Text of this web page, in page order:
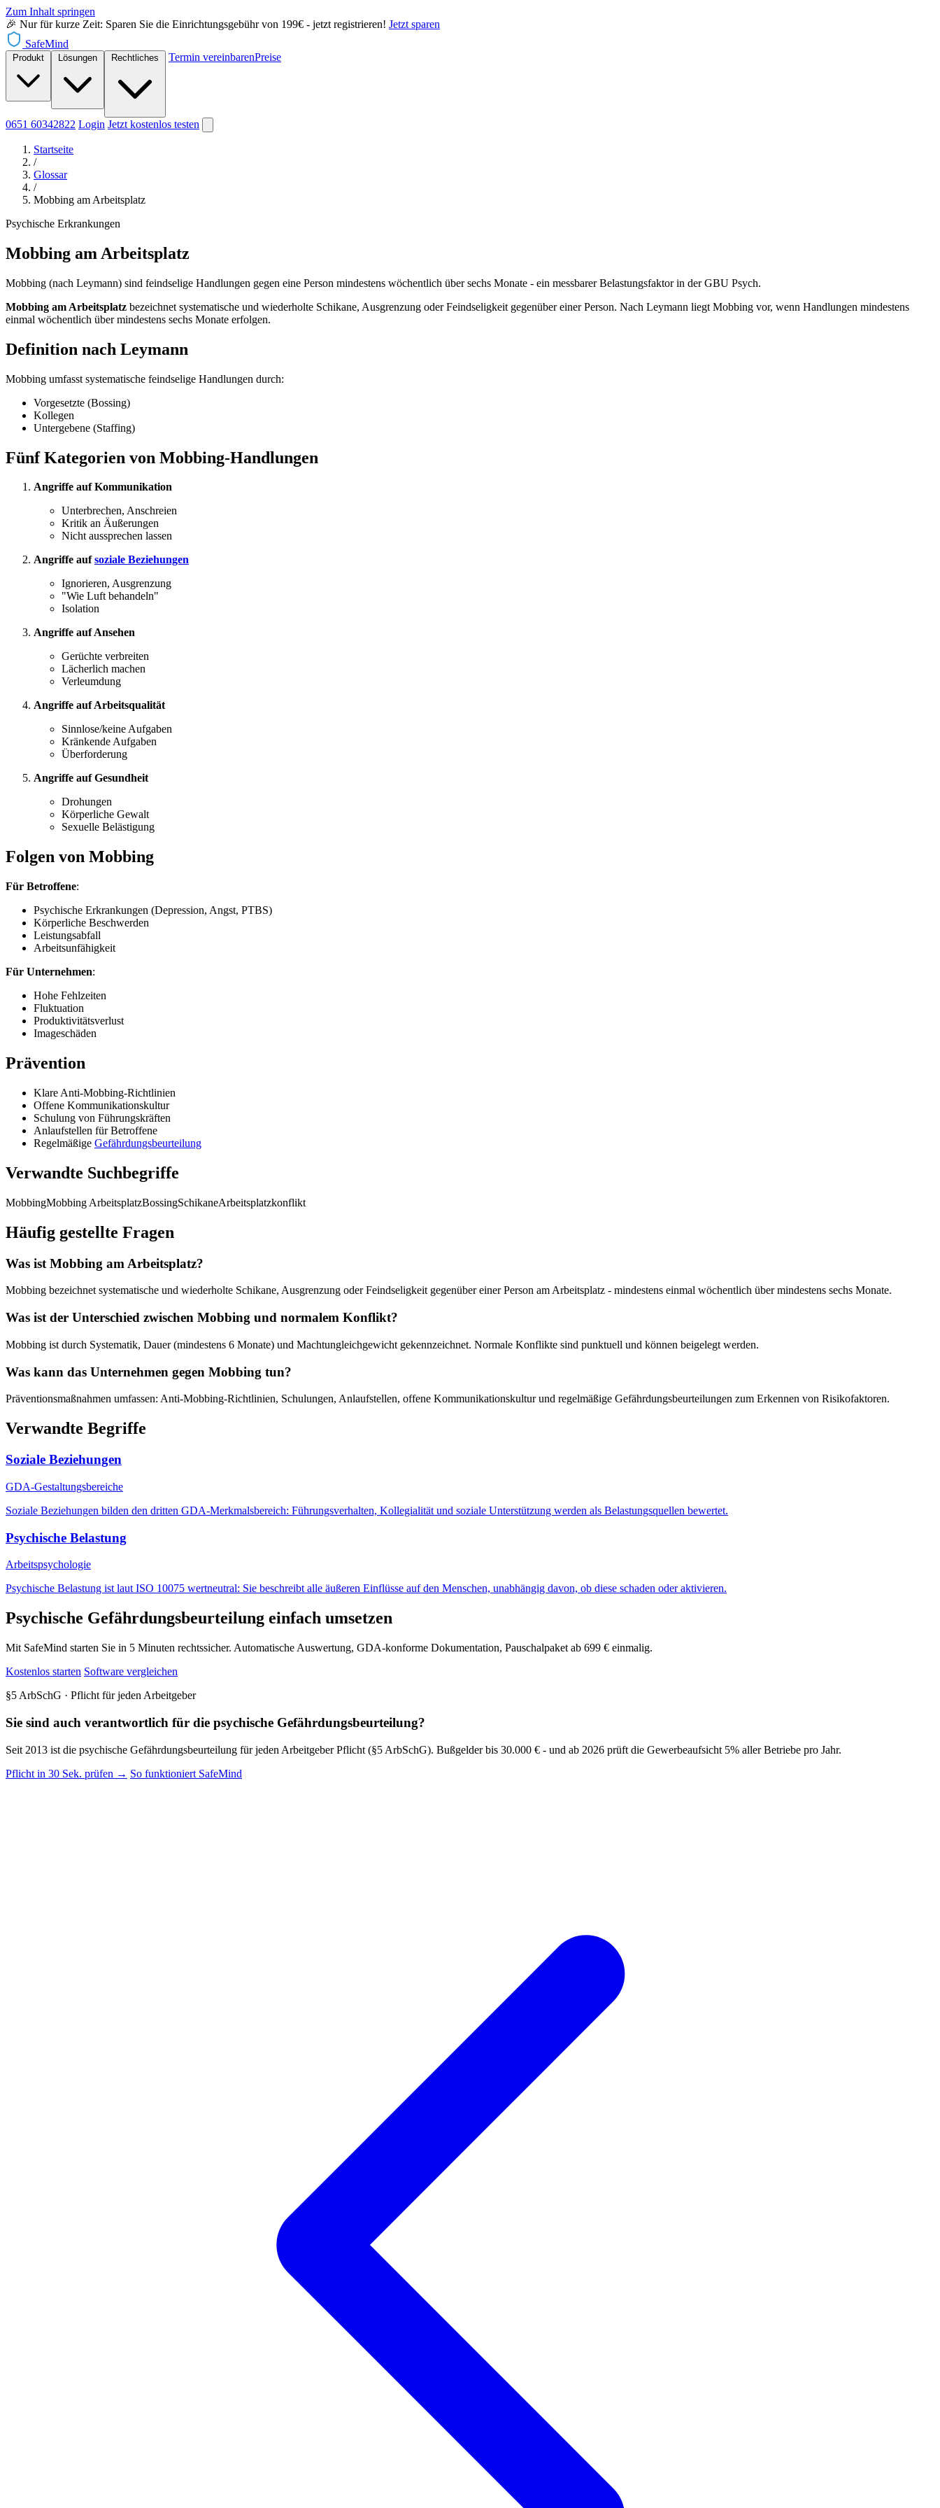
Zum Inhalt springen
🎉 Nur für kurze Zeit: Sparen Sie die Einrichtungsgebühr von 199€ - jetzt registrieren! Jetzt sparen
SafeMind
Termin vereinbarenPreise
0651 60342822 Login Jetzt kostenlos testen
Startseite
/
Glossar
/
Mobbing am Arbeitsplatz
Psychische Erkrankungen
Mobbing am Arbeitsplatz
Mobbing (nach Leymann) sind feindselige Handlungen gegen eine Person mindestens wöchentlich über sechs Monate - ein messbarer Belastungsfaktor in der GBU Psych.
Mobbing am Arbeitsplatz bezeichnet systematische und wiederholte Schikane, Ausgrenzung oder Feindseligkeit gegenüber einer Person. Nach Leymann liegt Mobbing vor, wenn Handlungen mindestens
einmal wöchentlich über mindestens sechs Monate erfolgen.
Definition nach Leymann
Mobbing umfasst systematische feindselige Handlungen durch:
Vorgesetzte (Bossing)
Kollegen
Untergebene (Staffing)
Fünf Kategorien von Mobbing-Handlungen
Angriffe auf Kommunikation
Unterbrechen, Anschreien
Kritik an Äußerungen
Nicht aussprechen lassen
Angriffe aufsoziale Beziehungen
Ignorieren, Ausgrenzung
"Wie Luft behandeln"
Isolation
Angriffe auf Ansehen
Gerüchte verbreiten
Lächerlich machen
Verleumdung
Angriffe auf Arbeitsqualität
Sinnlose/keine Aufgaben
Kränkende Aufgaben
Überforderung
Angriffe auf Gesundheit
Drohungen
Körperliche Gewalt
Sexuelle Belästigung
Folgen von Mobbing
Für Betroffene:
Psychische Erkrankungen (Depression, Angst, PTBS)
Körperliche Beschwerden
Leistungsabfall
Arbeitsunfähigkeit
Für Unternehmen:
Hohe Fehlzeiten
Fluktuation
Produktivitätsverlust
Imageschäden
Prävention
Klare Anti-Mobbing-Richtlinien
Offene Kommunikationskultur
Schulung von Führungskräften
Anlaufstellen für Betroffene
Regelmäßige Gefährdungsbeurteilung
Verwandte Suchbegriffe
MobbingMobbing ArbeitsplatzBossingSchikaneArbeitsplatzkonflikt
Häufig gestellte Fragen
Was ist Mobbing am Arbeitsplatz?
Mobbing bezeichnet systematische und wiederholte Schikane, Ausgrenzung oder Feindseligkeit gegenüber einer Person am Arbeitsplatz - mindestens einmal wöchentlich über mindestens sechs Monate.
Was ist der Unterschied zwischen Mobbing und normalem Konflikt?
Mobbing ist durch Systematik, Dauer (mindestens 6 Monate) und Machtungleichgewicht gekennzeichnet. Normale Konflikte sind punktuell und können beigelegt werden.
Was kann das Unternehmen gegen Mobbing tun?
Präventionsmaßnahmen umfassen: Anti-Mobbing-Richtlinien, Schulungen, Anlaufstellen, offene Kommunikationskultur und regelmäßige Gefährdungsbeurteilungen zum Erkennen von Risikofaktoren.
Verwandte Begriffe
Soziale Beziehungen
GDA-Gestaltungsbereiche
Soziale Beziehungen bilden den dritten GDA-Merkmalsbereich: Führungsverhalten, Kollegialität und soziale Unterstützung werden als Belastungsquellen bewertet.
Psychische Belastung
Arbeitspsychologie
Psychische Belastung ist laut ISO 10075 wertneutral: Sie beschreibt alle äußeren Einflüsse auf den Menschen, unabhängig davon, ob diese schaden oder aktivieren.
Psychische Gefährdungsbeurteilung einfach umsetzen
Mit SafeMind starten Sie in 5 Minuten rechtssicher. Automatische Auswertung, GDA-konforme Dokumentation, Pauschalpaket ab 699 € einmalig.
Kostenlos starten Software vergleichen
§5 ArbSchG · Pflicht für jeden Arbeitgeber
Sie sind auch verantwortlich für die psychische Gefährdungsbeurteilung?
Seit 2013 ist die psychische Gefährdungsbeurteilung für jeden Arbeitgeber Pflicht (§5 ArbSchG). Bußgelder bis 30.000 € - und ab 2026 prüft die Gewerbeaufsicht 5% aller Betriebe pro Jahr.
Pflicht in 30 Sek. prüfen → So funktioniert SafeMind